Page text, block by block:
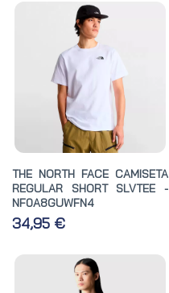
THE NORTH FACE CAMISETA
REGULAR SHORT SLVTEE -
NF0A8GUWFN4
34,95 €